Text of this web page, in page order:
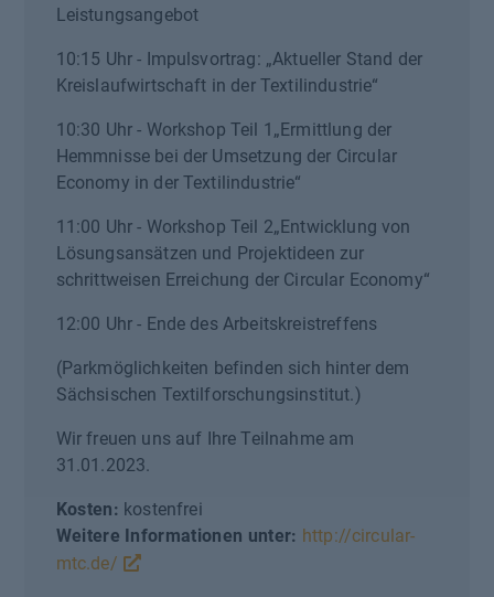
Leistungsangebot
10:15 Uhr - Impulsvortrag: „Aktueller Stand der
Kreislaufwirtschaft in der Textilindustrie“
10:30 Uhr - Workshop Teil 1„Ermittlung der
Hemmnisse bei der Umsetzung der Circular
Economy in der Textilindustrie“
11:00 Uhr - Workshop Teil 2„Entwicklung von
Lösungsansätzen und Projektideen zur
schrittweisen Erreichung der Circular Economy“
12:00 Uhr - Ende des Arbeitskreistreffens
(Parkmöglichkeiten befinden sich hinter dem
Sächsischen Textilforschungsinstitut.)
Wir freuen uns auf Ihre Teilnahme am
31.01.2023.
Kosten: kostenfrei
Weitere Informationen unter: http://circular-
mtc.de/